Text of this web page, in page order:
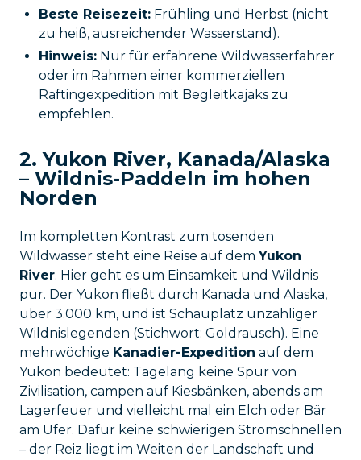
Beste Reisezeit: Frühling und Herbst (nicht
zu heiß, ausreichender Wasserstand).
Hinweis: Nur für erfahrene Wildwasserfahrer
oder im Rahmen einer kommerziellen
Raftingexpedition mit Begleitkajaks zu
empfehlen.
2. Yukon River, Kanada/Alaska
– Wildnis-Paddeln im hohen
Norden
Im kompletten Kontrast zum tosenden
Wildwasser steht eine Reise auf demYukon
River. Hier geht es um Einsamkeit und Wildnis
pur. Der Yukon fließt durch Kanada und Alaska,
über 3.000 km, und ist Schauplatz unzähliger
Wildnislegenden (Stichwort: Goldrausch). Eine
mehrwöchige Kanadier-Expedition auf dem
Yukon bedeutet: Tagelang keine Spur von
Zivilisation, campen auf Kiesbänken, abends am
Lagerfeuer und vielleicht mal ein Elch oder Bär
am Ufer. Dafür keine schwierigen Stromschnellen
– der Reiz liegt im Weiten der Landschaft und